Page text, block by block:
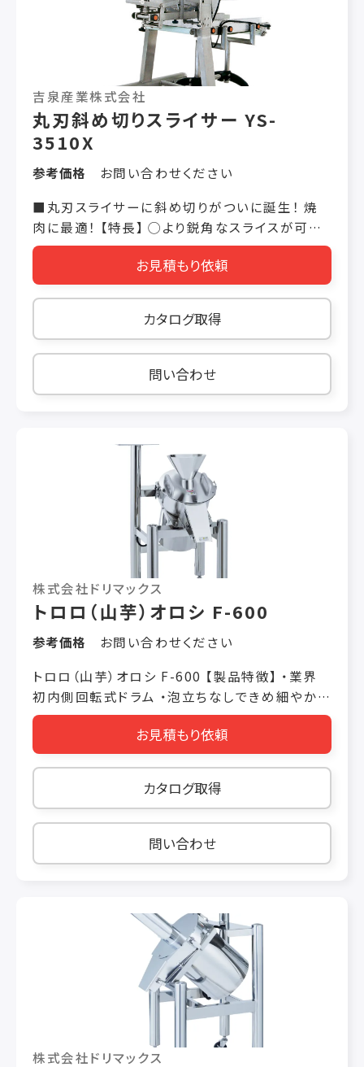
長さ：1405 高さ：1390（㎜） 切断寸法： 0〜80
㎜（1枚刃仕様） 投入寸法： 巾：130 高さ：
100（㎜） 電動機： 3相 200V 1150W 安全装
置： 近接センサー3カ所
吉泉産業株式会社
丸刃斜め切りスライサー YS-
3510X
参考価格
お問い合わせください
■丸刃スライサーに斜め切りがついに誕生！ 焼
肉に最適！ 【特長】 ◯より鋭角なスライスが可能
通常のスライサーでは切れない15°〜45°の鋭利
な角度でカットすることができます。より鋭角に切
ることができるので、薄い原料でも断面積を広く
見せることができます。 ◯サニタリー性抜群 刃物
以外の部品は工具を使わずに取り外すことがで
きます。また、脚部の丸パイプは付着物も少なく、
掃除も行いやすくなっています。 ◯刃物研磨機は
付属 付属の刃物研磨機を取り付けるだけで、誰
ーモン・マグロ・豚トロ・アウトサイド など 【オプ
ション】 排出コンベア（２ｍ） など 【機械仕様】
機械寸法： 巾：823 長さ：1559 高さ：
1577（㎜） スライス角度： 15〜25度（自動可変）
15〜45度（角度固定） 切断寸法： 0〜15mm 投
入高さ： 15度：巾128 高さ：20 30度：巾128
高さ：40（㎜） 電動機： 3相 200V 1650W 安
全装置： 近接センサー 2ヶ所
お見積もり依頼
カタログ取得
問い合わせ
株式会社ドリマックス
トロロ（山芋）オロシ F-600
参考価格
お問い合わせください
トロロ（山芋）オロシ F-600 【製品特徴】 ・業界
初内側回転式ドラム ・泡立ちなしできめ細やか
なトロロ ・分解・洗浄が簡単で衛生的 【製品仕
様】 機械寸法 W700 × L700 × H1430（mm）
電動機 三相200V 1500W インバーター付 重量
80kｇ 使用時間 連続 処理能力 毎時300kg 安全
装置 センサー感知による回路遮断
お見積もり依頼
カタログ取得
問い合わせ
株式会社ドリマックス